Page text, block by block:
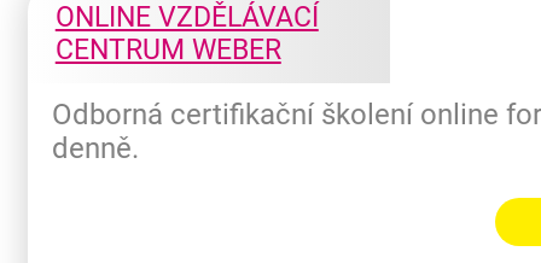
ONLINE VZDĚLÁVACÍ
CENTRUM WEBER
Odborná certifikační školení online
denně.